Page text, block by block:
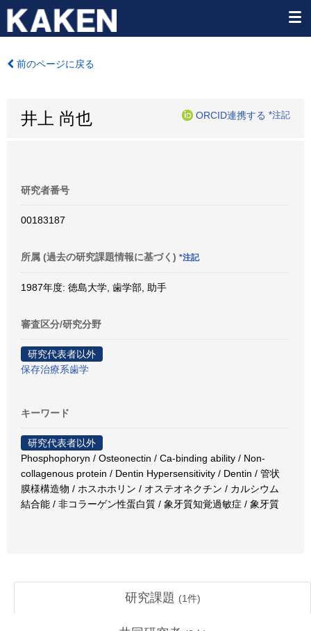
前のページに戻る
井上 尚也 ORCID連携する *注記
研究者番号
00183187
所属 (過去の研究課題情報に基づく) *注記
1987年度: 徳島大学, 歯学部, 助手
審査区分/研究分野
研究代表者以外
保存治療系歯学
キーワード
研究代表者以外
Phosphophoryn / Osteonectin / Ca-binding ability / Non-
collagenous protein / Dentin Hypersensitivity / Dentin / 管状
膜様構造物 / ホスホホリン / オステオネクチン / カルシウム
結合能 / 非コラーゲン性蛋白質 / 象牙質知覚過敏症 / 象牙質
研究課題 (1件)